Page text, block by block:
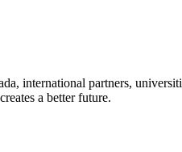
international partners,
a better future.